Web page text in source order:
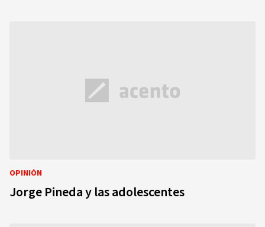
OPINIÓN
Jorge Pineda y las adolescentes